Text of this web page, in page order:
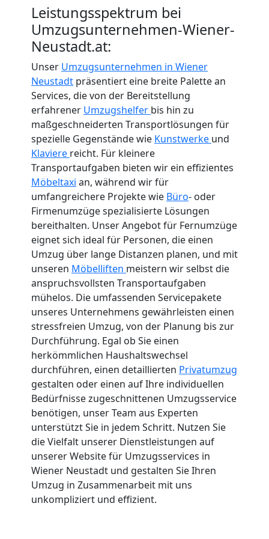
Leistungsspektrum bei
Umzugsunternehmen-Wiener-
Neustadt.at:
Unser Umzugsunternehmen in Wiener
Neustadt präsentiert eine breite Palette an
Services, die von der Bereitstellung
erfahrener Umzugshelfer bis hin zu
maßgeschneiderten Transportlösungen für
spezielle Gegenstände wie Kunstwerke und
Klaviere reicht. Für kleinere
Transportaufgaben bieten wir ein effizientes
Möbeltaxi an, während wir für
umfangreichere Projekte wie Büro- oder
Firmenumzüge spezialisierte Lösungen
bereithalten. Unser Angebot für Fernumzüge
eignet sich ideal für Personen, die einen
Umzug über lange Distanzen planen, und mit
unseren Möbelliften meistern wir selbst die
anspruchsvollsten Transportaufgaben
mühelos. Die umfassenden Servicepakete
unseres Unternehmens gewährleisten einen
stressfreien Umzug, von der Planung bis zur
Durchführung. Egal ob Sie einen
herkömmlichen Haushaltswechsel
durchführen, einen detaillierten Privatumzug
gestalten oder einen auf Ihre individuellen
Bedürfnisse zugeschnittenen Umzugsservice
benötigen, unser Team aus Experten
unterstützt Sie in jedem Schritt. Nutzen Sie
die Vielfalt unserer Dienstleistungen auf
unserer Website für Umzugsservices in
Wiener Neustadt und gestalten Sie Ihren
Umzug in Zusammenarbeit mit uns
unkompliziert und effizient.
International
Internationaler
Umzug
Nationaler
Umzug